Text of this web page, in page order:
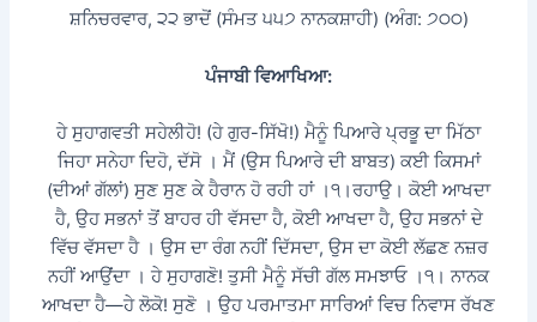
ਸ਼ਨਿਚਰਵਾਰ, ੨੨ ਭਾਦੋਂ (ਸੰਮਤ ੫੫੭ ਨਾਨਕਸ਼ਾਹੀ) (ਅੰਗ: ੭੦੦)
ਪੰਜਾਬੀ ਵਿਆਖਿਆ:
ਹੇ ਸੁਹਾਗਵਤੀ ਸਹੇਲੀਹੋ! (ਹੇ ਗੁਰ-ਸਿੱਖੋ!) ਮੈਨੂੰ ਪਿਆਰੇ ਪ੍ਰਭੂ ਦਾ ਮਿੱਠਾ
ਜਿਹਾ ਸਨੇਹਾ ਦਿਹੋ, ਦੱਸੋ । ਮੈਂ (ਉਸ ਪਿਆਰੇ ਦੀ ਬਾਬਤ) ਕਈ ਕਿਸਮਾਂ
(ਦੀਆਂ ਗੱਲਾਂ) ਸੁਣ ਸੁਣ ਕੇ ਹੈਰਾਨ ਹੋ ਰਹੀ ਹਾਂ ।੧।ਰਹਾਉ। ਕੋਈ ਆਖਦਾ
ਹੈ, ਉਹ ਸਭਨਾਂ ਤੋਂ ਬਾਹਰ ਹੀ ਵੱਸਦਾ ਹੈ, ਕੋਈ ਆਖਦਾ ਹੈ, ਉਹ ਸਭਨਾਂ ਦੇ
ਵਿੱਚ ਵੱਸਦਾ ਹੈ । ਉਸ ਦਾ ਰੰਗ ਨਹੀਂ ਦਿੱਸਦਾ, ਉਸ ਦਾ ਕੋਈ ਲੱਛਣ ਨਜ਼ਰ
ਨਹੀਂ ਆਉਂਦਾ । ਹੇ ਸੁਹਾਗਣੋ! ਤੁਸੀ ਮੈਨੂੰ ਸੱਚੀ ਗੱਲ ਸਮਝਾਓ ।੧। ਨਾਨਕ
ਆਖਦਾ ਹੈ—ਹੇ ਲੋਕੋ! ਸੁਣੋ । ਉਹ ਪਰਮਾਤਮਾ ਸਾਰਿਆਂ ਵਿਚ ਨਿਵਾਸ ਰੱਖਣ